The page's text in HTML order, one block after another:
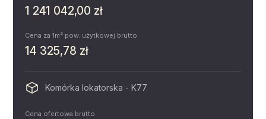
1 241 042,00 zł
Cena za 1m² pow. użytkowej brutto
14 325,78 zł
Komórka lokatorska - K77
Cena ofertowa brutto